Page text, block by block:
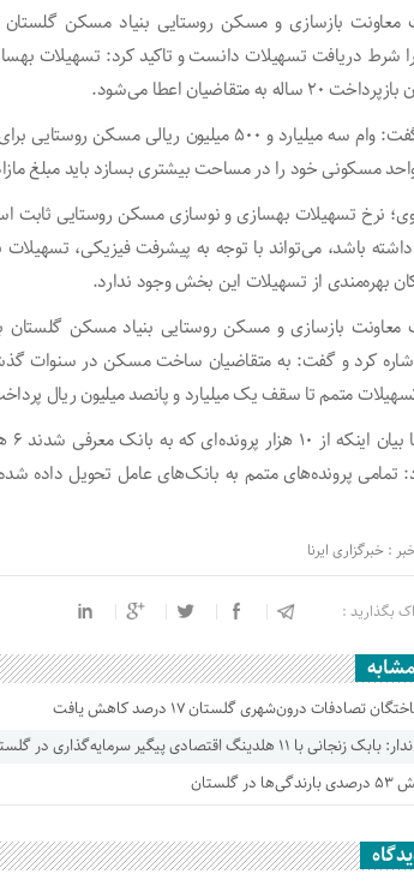
بازسازی و مسکن روستایی بنیاد مسکن
شرط دریافت تسهیلات دانست و تاکید کرد: تسهیلات
به متقاضیان اعطا می‌شود.
مسکونی خود را در مساحت بیشتری بسازد باید مبلغ
نرخ تسهیلات بهسازی و نوسازی مسکن روستایی
باشد، می‌تواند با توجه به پیشرفت فیزیکی، تسهیلات
بهره‌مندی از تسهیلات این بخش وجود ندارد.
بازسازی و مسکن روستایی بنیاد مسکن
کرد و گفت: به متقاضیان ساخت مسکن در سنوات
متمم تا سقف یک میلیارد و پانصد میلیون ریال
تمامی پرونده‌های متمم به بانک‌های عامل تحویل داده
: خبرگزاری ایرنا
بگذارید :
تصادفات درون‌شهری گلستان ۱۷ درصد کاهش یافت
با ۱۱ هلدینگ اقتصادی پیگیر سرمایه‌گذاری در گلستان است
در گلستان